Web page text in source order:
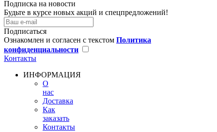
Подписка на новости
Будьте в курсе новых акций и спецпредложений!
Подписаться
Ознакомлен и согласен с текстом Политика
конфиденциальности
Контакты
ИНФОРМАЦИЯ
О
нас
Доставка
Как
заказать
Контакты